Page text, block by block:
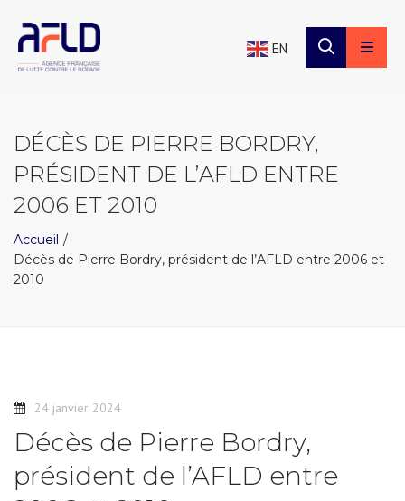
EN
DÉCÈS DE PIERRE BORDRY,
PRÉSIDENT DE L’AFLD ENTRE
2006 ET 2010
Accueil
Décès de Pierre Bordry, président de l’AFLD entre 2006 et
2010
24 janvier 2024
Décès de Pierre Bordry,
président de l’AFLD entre